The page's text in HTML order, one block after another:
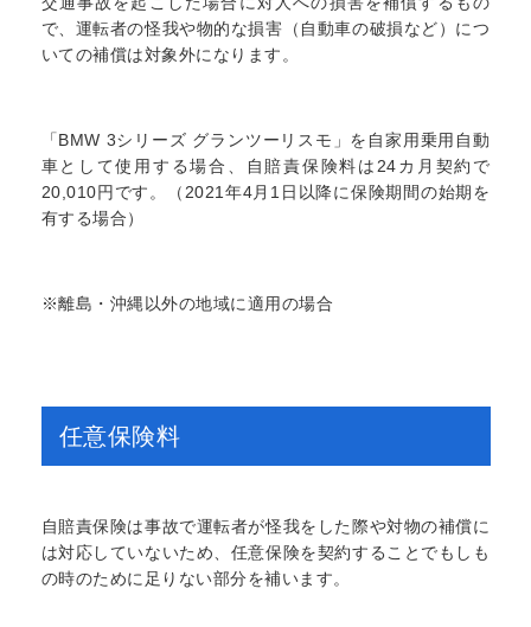
で、運転者の怪我や物的な損害（自動車の破損など）につ
いての補償は対象外になります。
「BMW 3シリーズ グランツーリスモ」を自家用乗用自動
車として使用する場合、自賠責保険料は24カ月契約で
20,010円です。（2021年4月1日以降に保険期間の始期を
有する場合）
※離島・沖縄以外の地域に適用の場合
任意保険料
自賠責保険は事故で運転者が怪我をした際や対物の補償に
は対応していないため、任意保険を契約することでもしも
の時のために足りない部分を補います。